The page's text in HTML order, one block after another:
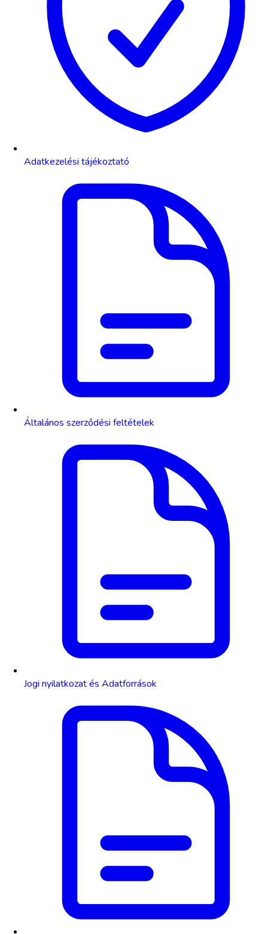
Adatkezelési tájékoztató
Általános szerződési feltételek
Jogi nyilatkozat és Adatforrások